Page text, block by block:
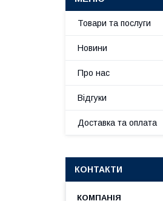
Товари та послуги
Новини
Про нас
Відгуки
Доставка та оплата
КОНТАКТИ